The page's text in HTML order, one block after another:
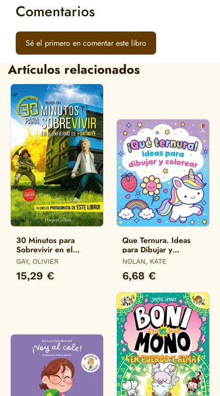
Comentarios
Sé el primero en comentar este libro
Artículos relacionados
30 Minutos para
Sobrevivir en el
Infierno de Fortnite
GAY, OLIVIER
15,29 €
Que Ternura. Ideas
para Dibujar y
Colorear
NOLAN, KATE
6,68 €